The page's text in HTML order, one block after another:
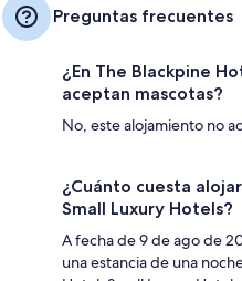
Preguntas frecuentes
¿En The Blackpine
aceptan mascotas?
No, este alojamiento no
¿Cuánto cuesta
Small Luxury Hotels?
A fecha de 9 de ago de
una estancia de una